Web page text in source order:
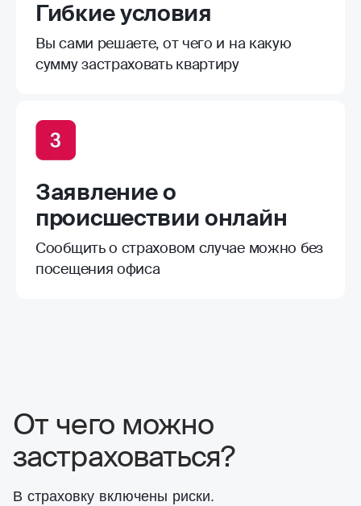
Гибкие условия
Вы сами решаете, от чего и на какую
сумму застраховать квартиру
Заявление о
происшествии онлайн
Сообщить о страховом случае можно без
посещения офиса
От чего можно
застраховаться?
В страховку включены риски.